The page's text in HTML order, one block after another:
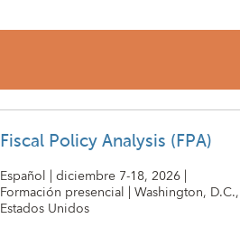
Fiscal Policy Analysis (FPA)
Español | diciembre 7-18, 2026 |
Formación presencial | Washington, D.C.,
Estados Unidos